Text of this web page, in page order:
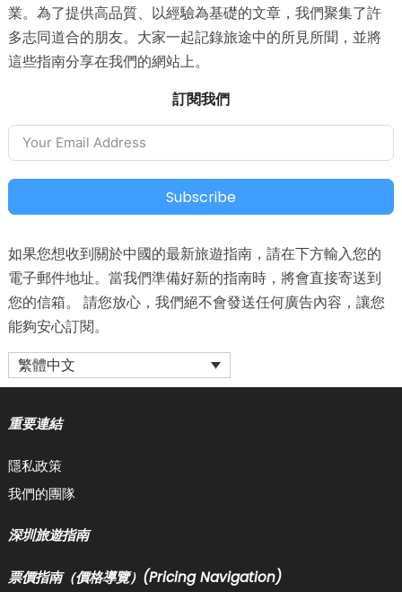
業。為了提供高品質、以經驗為基礎的文章，我們聚集了許
多志同道合的朋友。大家一起記錄旅途中的所見所聞，並將
這些指南分享在我們的網站上。
訂閱我們
Subscribe
如果您想收到關於中國的最新旅遊指南，請在下方輸入您的
電子郵件地址。當我們準備好新的指南時，將會直接寄送到
您的信箱。 請您放心，我們絕不會發送任何廣告內容，讓您
能夠安心訂閱。
繁體中文
重要連結
隱私政策
我們的團隊
深圳旅遊指南
票價指南（價格導覽）(Pricing Navigation)